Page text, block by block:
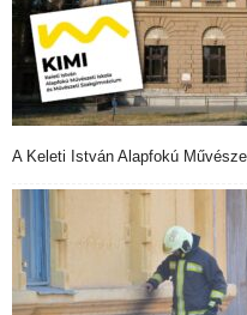
A Keleti István Alapfokú